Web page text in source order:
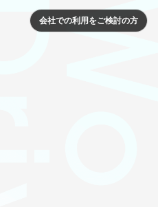
会社での利用をご検討の方